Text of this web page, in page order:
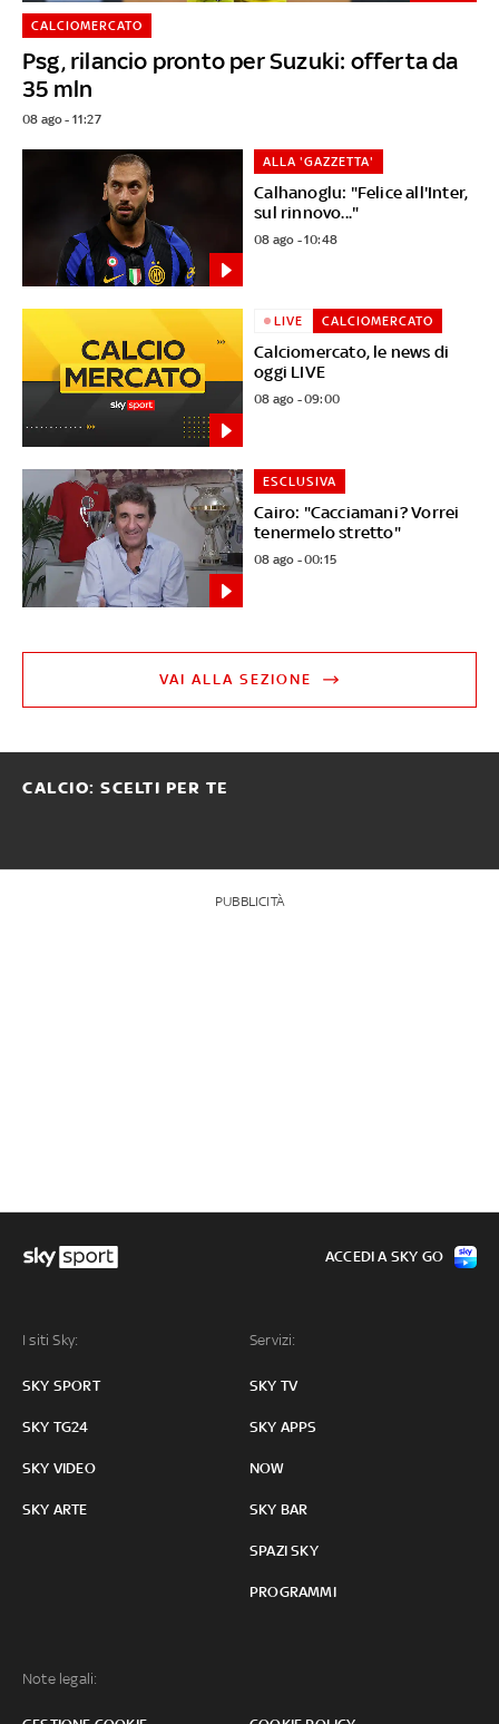
Psg, rilancio pronto per Suzuki: offerta da
35 mln
CALCIOMERCATO
08 ago - 11:27
Calhanoglu: "Felice all'Inter,
sul rinnovo..."
ALLA 'GAZZETTA'
08 ago - 10:48
Calciomercato, le news di
oggi LIVE
LIVE CALCIOMERCATO
08 ago - 09:00
Cairo: "Cacciamani? Vorrei
tenermelo stretto"
ESCLUSIVA
08 ago - 00:15
VAI ALLA SEZIONE
CALCIO: SCELTI PER TE
PUBBLICITÀ
I siti Sky:
SKY SPORT
SKY TG24
SKY VIDEO
SKY ARTE
Servizi:
SKY TV
SKY APPS
NOW
SKY BAR
SPAZI SKY
PROGRAMMI
Note legali:
ACCEDI A SKY GO